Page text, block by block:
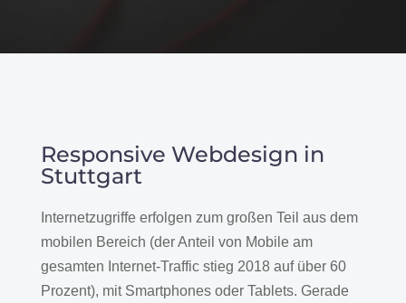
Responsive Webdesign in
Stuttgart
Internetzugriffe erfolgen zum großen Teil aus dem
mobilen Bereich (der Anteil von Mobile am
gesamten Internet-Traffic stieg 2018 auf über 60
Prozent), mit Smartphones oder Tablets. Gerade